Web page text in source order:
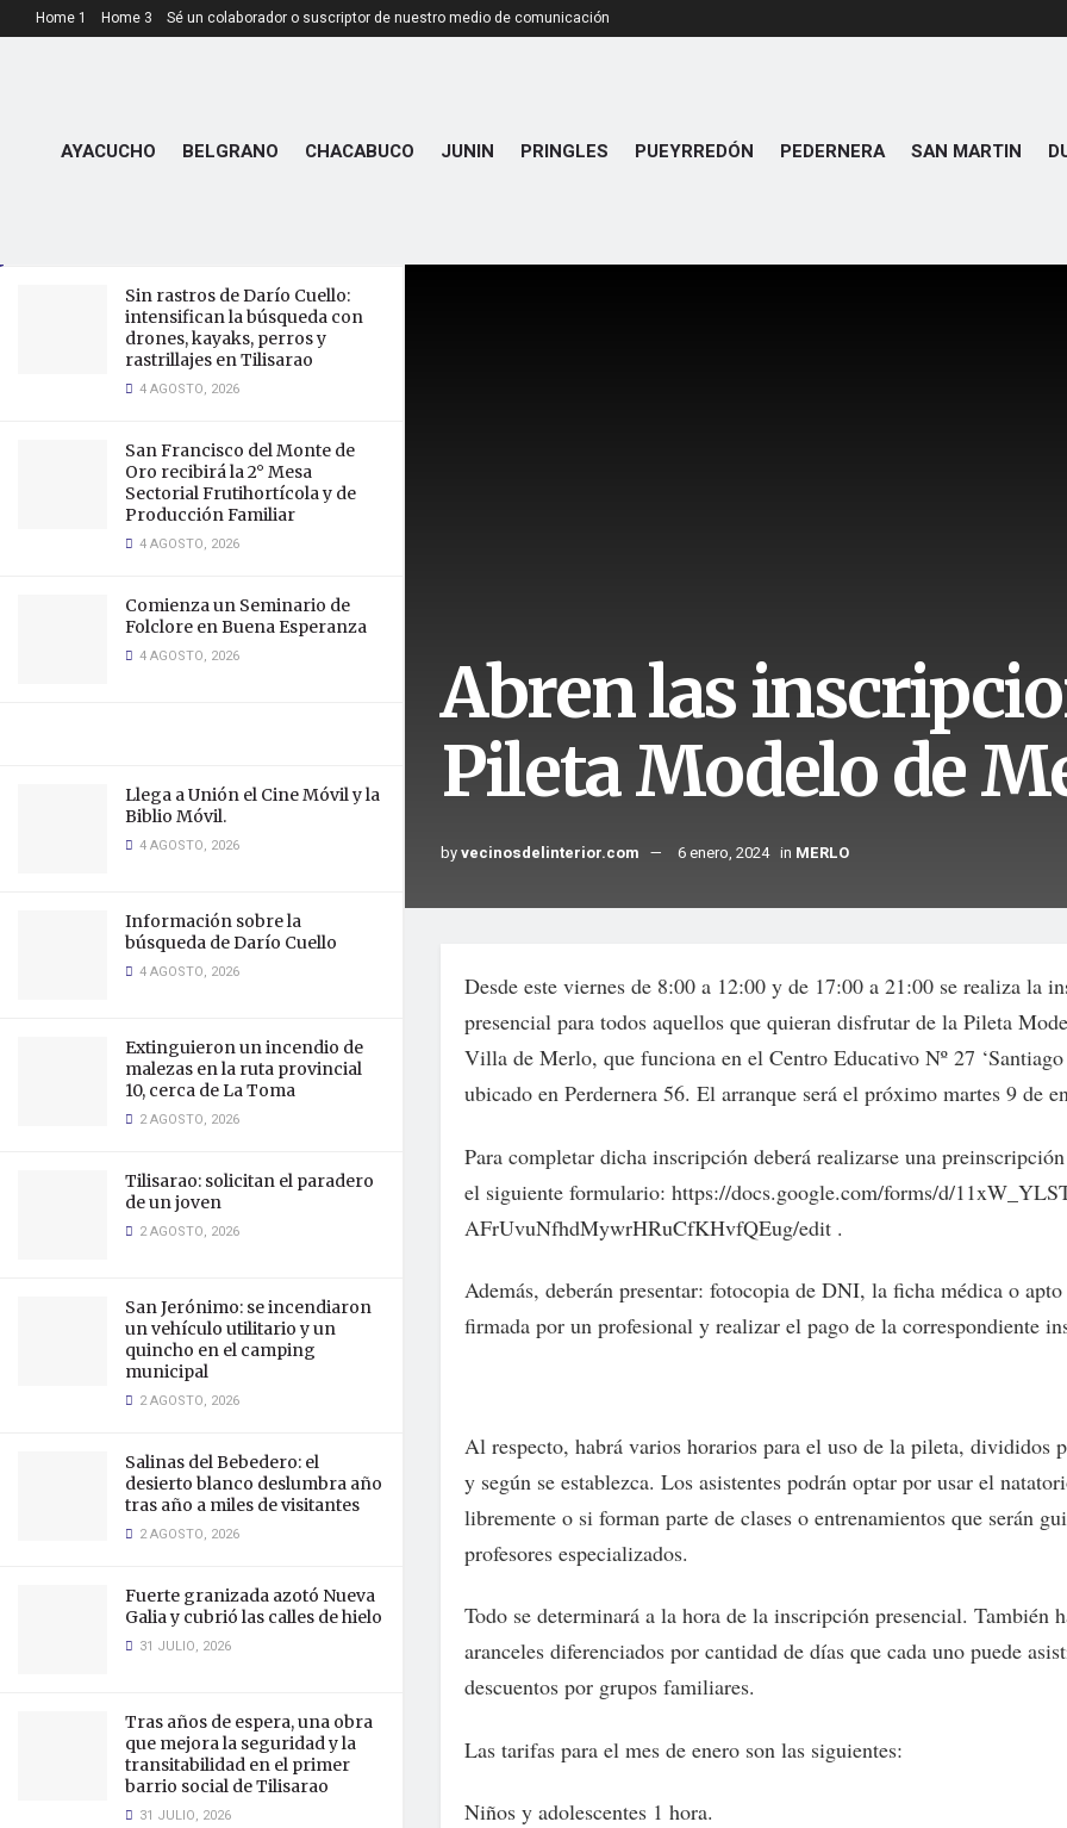
LATEST TRENDING
Abren las inscripciones para la
Sin rastros de Darío Cuello:
intensifican la búsqueda con
drones, kayaks, perros y
rastrillajes en Tilisarao
4 AGOSTO, 2026
San Francisco del Monte de
Oro recibirá la 2° Mesa
Sectorial Frutihortícola y de
Producción Familiar
4 AGOSTO, 2026
Comienza un Seminario de
Folclore en Buena Esperanza
4 AGOSTO, 2026
Llega a Unión el Cine Móvil y la
Biblio Móvil.
4 AGOSTO, 2026
Información sobre la
búsqueda de Darío Cuello
4 AGOSTO, 2026
Extinguieron un incendio de
malezas en la ruta provincial
10, cerca de La Toma
2 AGOSTO, 2026
Tilisarao: solicitan el paradero
de un joven
2 AGOSTO, 2026
San Jerónimo: se incendiaron
un vehículo utilitario y un
quincho en el camping
municipal
2 AGOSTO, 2026
Salinas del Bebedero: el
desierto blanco deslumbra año
tras año a miles de visitantes
2 AGOSTO, 2026
Fuerte granizada azotó Nueva
Galia y cubrió las calles de hielo
31 JULIO, 2026
Tras años de espera, una obra
que mejora la seguridad y la
transitabilidad en el primer
barrio social de Tilisarao
31 JULIO, 2026
Home 1 Home 3 Sé un colaborador o suscriptor de nuestro medio de comunicación
AYACUCHO BELGRANO CHACABUCO JUNIN PRINGLES PUEYRREDÓN PEDERNERA SAN MARTIN
Abren las
Pileta Modelo de
byvecinosdelinterior.com 6 enero, 2024 in MERLO
Desde este viernes de 8:00 a 12:00 y de 17:00 a 21:00 se realiza la
presencial para todos aquellos que quieran disfrutar de la Pileta
Villa de Merlo, que funciona en el Centro Educativo Nº 27 ‘Santiago
ubicado en Perdernera 56. El arranque será el próximo martes 9 de
Para completar dicha inscripción deberá realizarse una
el siguiente formulario: https://docs.google.com/forms/d/
AFrUvuNfhdMywrHRuCfKHvfQEug/edit .
Además, deberán presentar: fotocopia de DNI, la ficha médica o
firmada por un profesional y realizar el pago de la correspondiente
Al respecto, habrá varios horarios para el uso de la pileta, divididos
y según se establezca. Los asistentes podrán optar por usar el
libremente o si forman parte de clases o entrenamientos que serán
profesores especializados.
Todo se determinará a la hora de la inscripción presencial. También
aranceles diferenciados por cantidad de días que cada uno puede
descuentos por grupos familiares.
Las tarifas para el mes de enero son las siguientes:
Niños y adolescentes 1 hora.